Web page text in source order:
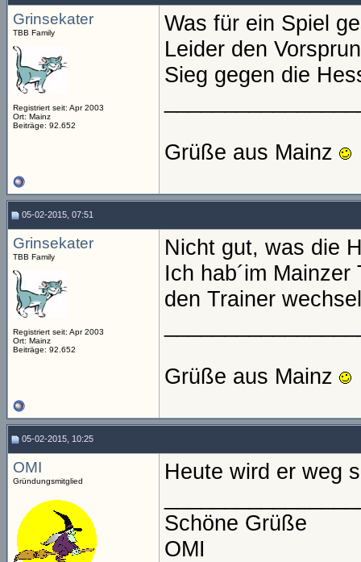
Grinsekater
TBB Family
Registriert seit: Apr 2003
Ort: Mainz
Beiträge: 92.652
Was für ein Spiel
Leider den
Sieg gegen die
Grüße aus Mainz
05-02-2015, 07:51
Grinsekater
TBB Family
Registriert seit: Apr 2003
Ort: Mainz
Beiträge: 92.652
Nicht gut, was die
Ich hab´im
den Trainer
Grüße aus Mainz
05-02-2015, 10:25
OMI
Gründungsmitglied
Heute wird er weg
Schöne Grüße
OMI